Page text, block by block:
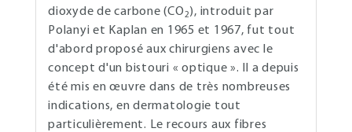
dioxyde de carbone (CO2), introduit par
Polanyi et Kaplan en 1965 et 1967, fut tout
d'abord proposé aux chirurgiens avec le
concept d'un bistouri « optique ». Il a depuis
été mis en œuvre dans de très nombreuses
indications, en dermatologie tout
particulièrement. Le recours aux fibres